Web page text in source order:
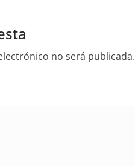
no será publicada.